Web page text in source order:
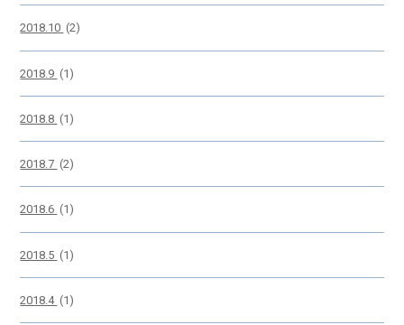
2018.10 (2)
2018.9 (1)
2018.8 (1)
2018.7 (2)
2018.6 (1)
2018.5 (1)
2018.4 (1)